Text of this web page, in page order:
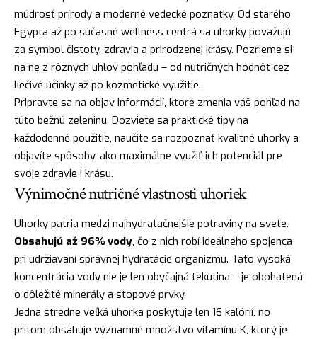
múdrosť prírody a moderné vedecké poznatky. Od starého
Egypta až po súčasné wellness centrá sa uhorky považujú
za symbol čistoty, zdravia a prirodzenej krásy. Pozrieme si
na ne z rôznych uhlov pohľadu – od nutričných hodnôt cez
liečivé účinky až po kozmetické využitie.
Pripravte sa na objav informácií, ktoré zmenia váš pohľad na
túto bežnú zeleninu. Dozviete sa praktické tipy na
každodenné použitie, naučíte sa rozpoznať kvalitné uhorky a
objavíte spôsoby, ako maximálne využiť ich potenciál pre
svoje zdravie i krásu.
Výnimočné nutričné vlastnosti uhoriek
Uhorky patria medzi najhydratačnejšie potraviny na svete.
Obsahujú až 96% vody, čo z nich robí ideálneho spojenca
pri udržiavaní správnej hydratácie organizmu. Táto vysoká
koncentrácia vody nie je len obyčajná tekutina – je obohatená
o dôležité minerály a stopové prvky.
Jedna stredne veľká uhorka poskytuje len 16 kalórií, no
pritom obsahuje významné množstvo vitamínu K, ktorý je